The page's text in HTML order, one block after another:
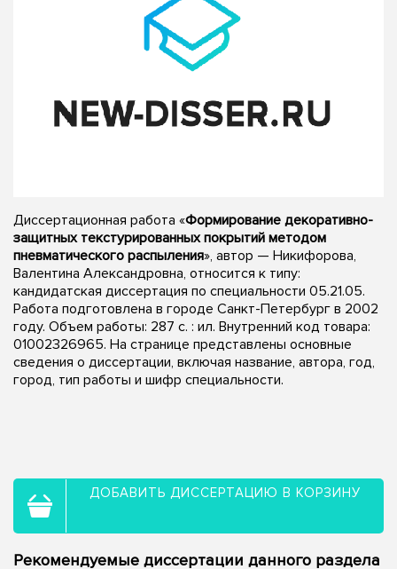
Диссертационная работа «Формирование декоративно-
защитных текстурированных покрытий методом
пневматического распыления», автор — Никифорова,
Валентина Александровна, относится к типу:
кандидатская диссертация по специальности 05.21.05.
Работа подготовлена в городе Санкт-Петербург в 2002
году. Объем работы: 287 с. : ил. Внутренний код товара:
01002326965. На странице представлены основные
сведения о диссертации, включая название, автора, год,
город, тип работы и шифр специальности.
ДОБАВИТЬ ДИССЕРТАЦИЮ В КОРЗИНУ
Рекомендуемые диссертации данного раздела